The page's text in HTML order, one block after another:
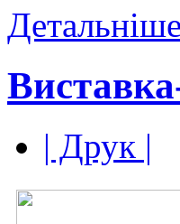
| Друк |